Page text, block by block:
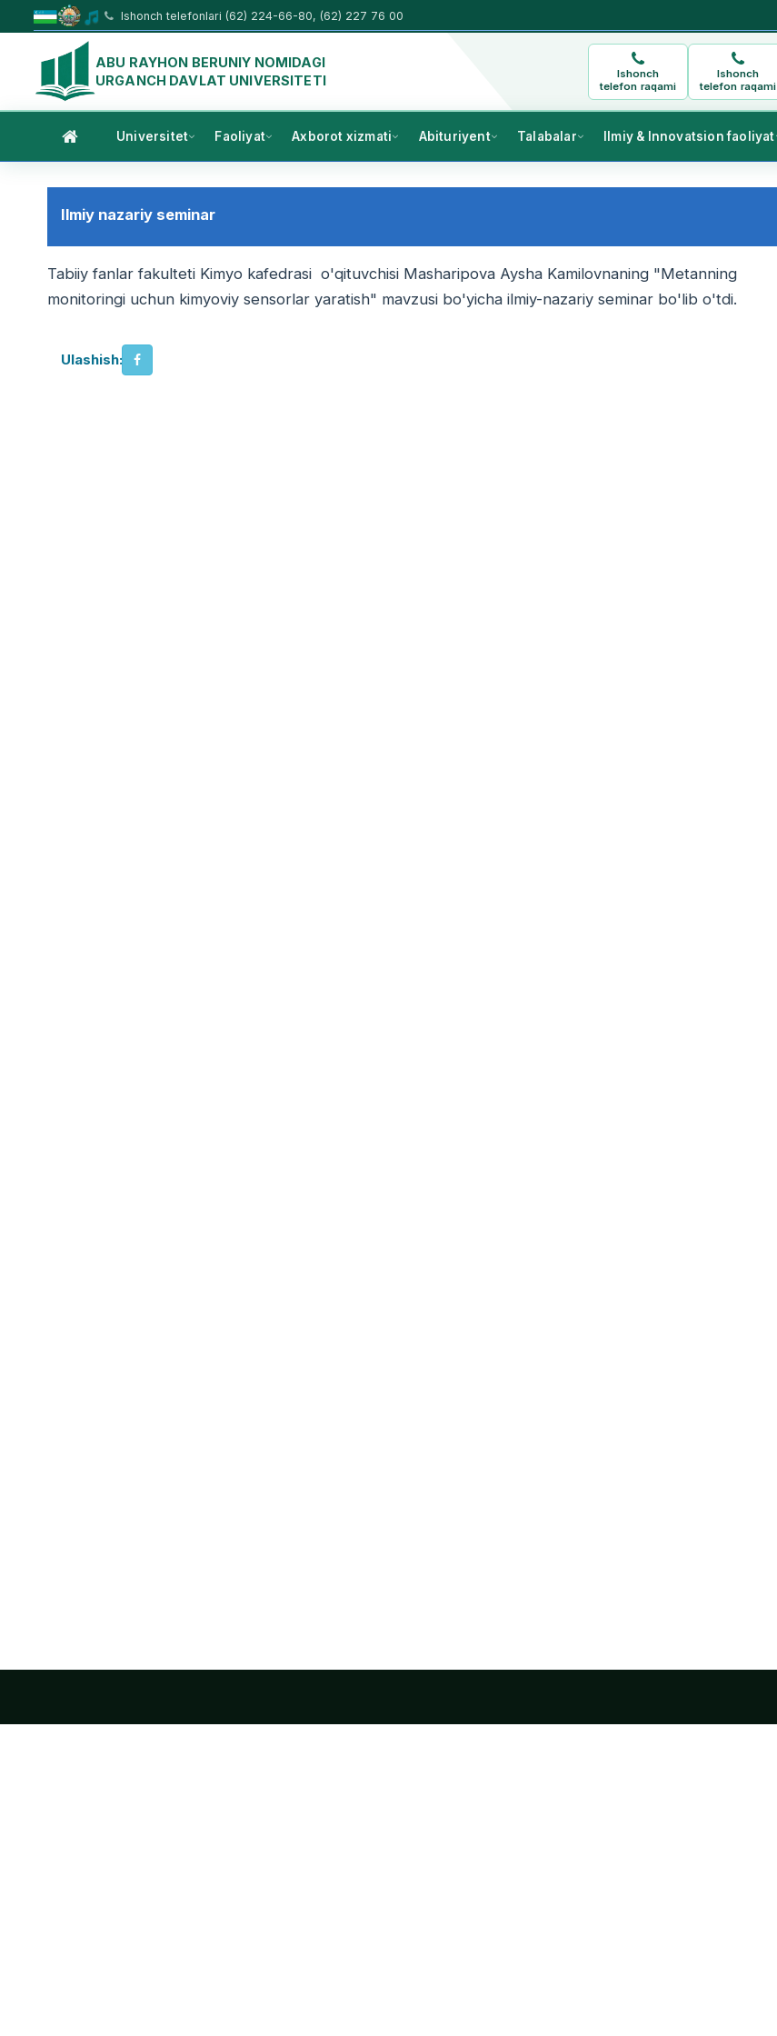
Ishonch telefonlari (62) 224-66-80, (62) 227 76 00
ABU RAYHON BERUNIY NOMIDAGI
URGANCH DAVLAT UNIVERSITETI
Ishonch
telefon raqami
Ishonch
telefon raqami
Universitet Faoliyat Axborot xizmati Abituriyent Talabalar Ilmiy & Innovatsion faoliyat
Ilmiy nazariy seminar
Tabiiy fanlar fakulteti Kimyo kafedrasi o'qituvchisi Masharipova Aysha Kamilovnaning "Metanning
monitoringi uchun kimyoviy sensorlar yaratish" mavzusi bo'yicha ilmiy-nazariy seminar bo'lib o'tdi.
Ulashish: